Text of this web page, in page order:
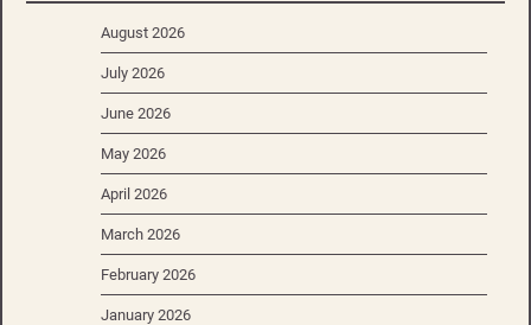
August 2026
July 2026
June 2026
May 2026
April 2026
March 2026
February 2026
January 2026